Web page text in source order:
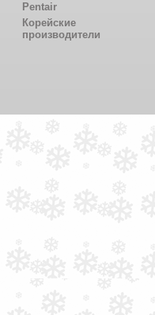
Pentair
Корейские
производители